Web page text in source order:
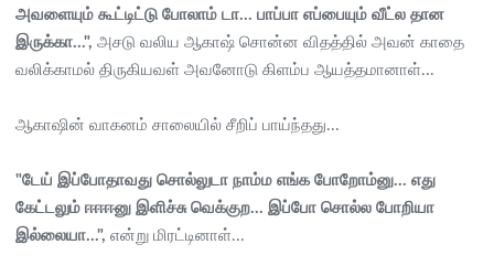
அவளையும் கூட்டிட்டு போலாம் டா... பாப்பா எப்பையும் வீட்ல தான
இருக்கா...", அசடு வலிய ஆகாஷ் சொன்ன விதத்தில் அவன் காதை
வலிக்காமல் திருகியவள் அவனோடு கிளம்ப ஆயத்தமானாள்...
ஆகாஷின் வாகனம் சாலையில் சீறிப் பாய்ந்தது...
"டேய் இப்போதாவது சொல்லுடா நாம்ம எங்க போறோம்னு... எது
கேட்டலும் ஈஈஈனு இளிச்சு வெக்குற... இப்போ சொல்ல போறியா
இல்லையா...", என்று மிரட்டினாள்...